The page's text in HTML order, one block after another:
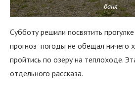
баня
Субботу решили посвятить
прогноз погоды не обещал ничего
пройтись по озеру на теплоходе.
отдельного рассказа.